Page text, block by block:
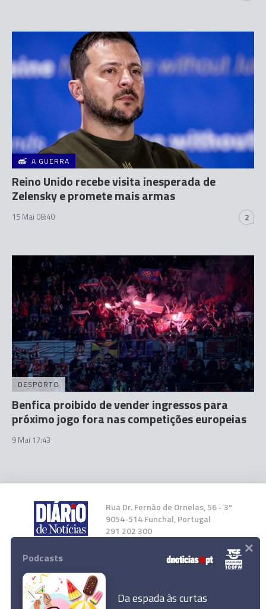
A GUERRA
Reino Unido recebe visita inesperada de
Zelensky e promete mais armas
15 Mai 08:40 2
DESPORTO
Benfica proibido de vender ingressos para
próximo jogo fora nas competições europeias
9 Mai 17:43
Rua Dr. Fernão de Ornelas, 56 - 3º
9054-514 Funchal, Portugal
291 202 300
Instale a nossa App
Podcasts
Da espada às curtas
×